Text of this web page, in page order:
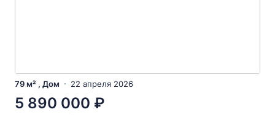
79 м² , Дом 22 апреля 2026
5 890 000 ₽